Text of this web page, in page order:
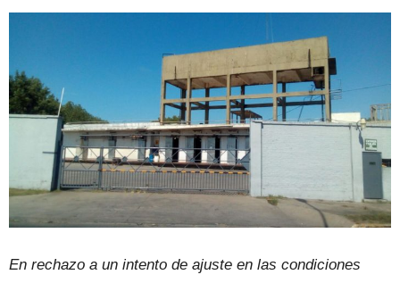
En rechazo a un intento de ajuste en las condiciones